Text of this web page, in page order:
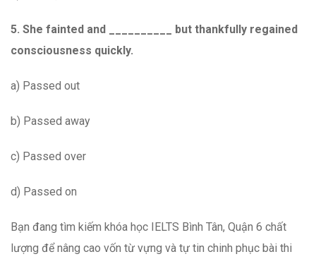
5. She fainted and __________ but thankfully regained
consciousness quickly.
a) Passed out
b) Passed away
c) Passed over
d) Passed on
Bạn đang tìm kiếm khóa học IELTS Bình Tân, Quận 6 chất
lượng để nâng cao vốn từ vựng và tự tin chinh phục bài thi